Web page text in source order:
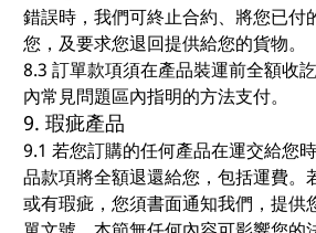
錯誤時，我們可終止合約、將您已付
您，及要求您退回提供給您的貨物。
8.3 訂單款項須在產品裝運前全額收
內常見問題區內指明的方法支付。
9. 瑕疵產品
9.1 若您訂購的任何產品在運交給您
品款項將全額退還給您，包括運費。
或有瑕疵，您須書面通知我們，提供